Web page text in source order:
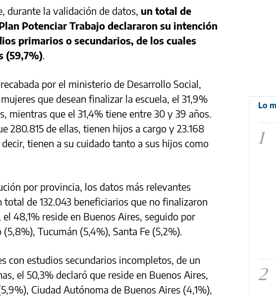
durante la validación de datos, un total de
Potenciar Trabajo declararon su intención
primarios o secundarios, de los cuales
(59,7%).
por el ministerio de Desarrollo Social,
que desean finalizar la escuela, el 31,9%
mientras que el 31,4% tiene entre 30 y 39 años.
280.815 de ellas, tienen hijos a cargo y 23.168
tienen a su cuidado tanto a sus hijos como
por provincia, los datos más relevantes
total de 132.043 beneficiarios que no finalizaron
48,1% reside en Buenos Aires, seguido por
Tucumán (5,4%), Santa Fe (5,2%).
con estudios secundarios incompletos, de un
el 50,3% declaró que reside en Buenos Aires,
Ciudad Autónoma de Buenos Aires (4,1%),
Lo
1
2